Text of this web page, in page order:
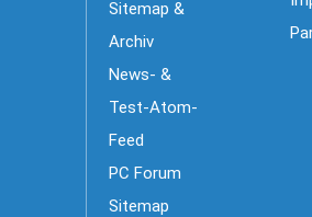
Sitemap &
Archiv
News- &
Test-Atom-
Feed
PC Forum
Sitemap